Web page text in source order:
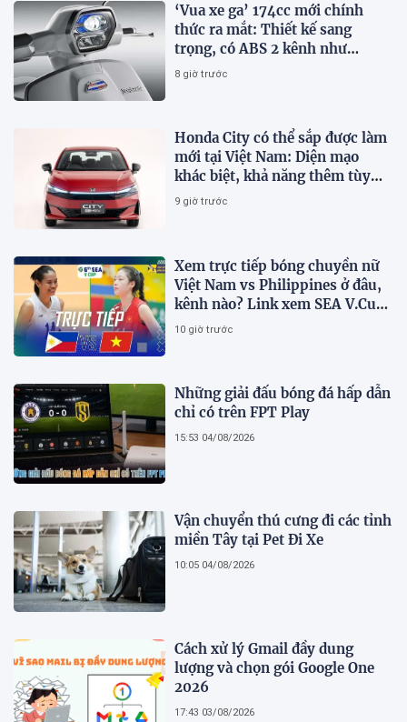
‘Vua xe ga’ 174cc mới chính
thức ra mắt: Thiết kế sang
trọng, có ABS 2 kênh như
Honda SH, giá hấp dẫn
8 giờ trước
Honda City có thể sắp được làm
mới tại Việt Nam: Diện mạo
khác biệt, khả năng thêm tùy
chọn hybrid?
9 giờ trước
Xem trực tiếp bóng chuyền nữ
Việt Nam vs Philippines ở đâu,
kênh nào? Link xem SEA V.Cup
2026 mới nhất
10 giờ trước
Những giải đấu bóng đá hấp dẫn
chỉ có trên FPT Play
15:53 04/08/2026
Vận chuyển thú cưng đi các tỉnh
miền Tây tại Pet Đi Xe
10:05 04/08/2026
Cách xử lý Gmail đầy dung
lượng và chọn gói Google One
2026
17:43 03/08/2026